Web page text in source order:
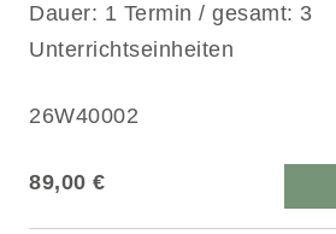
Dauer: 1 Termin / gesamt: 3
Unterrichtseinheiten
26W40002
89,00 €